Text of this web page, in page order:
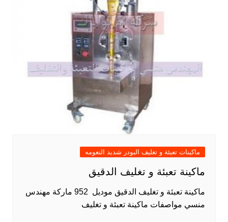
ماكينات تعبئة و تغليف البودر شديد النعومه
ماكينة تعبئة و تغليف الدقيق
ماكينة تعبئة و تغليف الدقيق موديل 952 ماركة مهندس
منسي مواصفات ماكينة تعبئة و تغليف